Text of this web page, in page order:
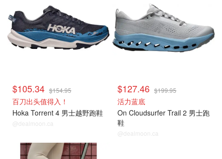
$105.34 $154.95
百刀出头值得入！
Hoka Torrent 4 男士越野跑鞋
@dealmoon.ca
$127.46 $199.95
活力蓝底
On Cloudsurfer Trail 2 男士跑
鞋
@dealmoon.ca